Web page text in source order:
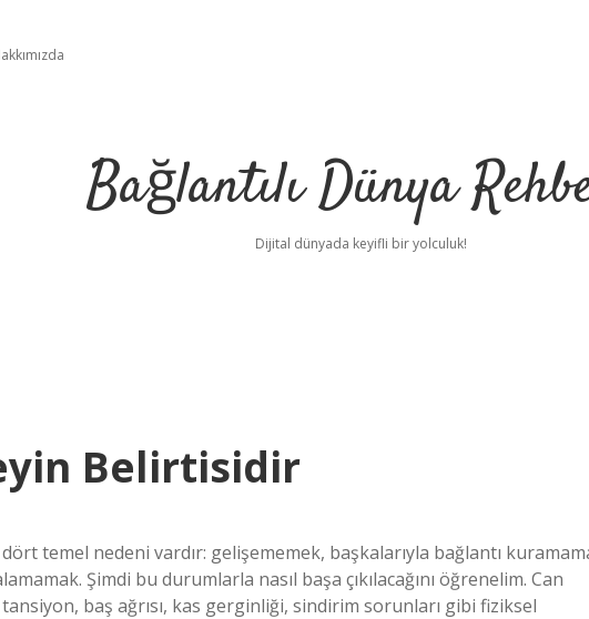
Bağlantılı Dünya
Dijital dünyada keyifli bir yolculuk!
Belirtisidir
dört temel nedeni vardır: gelişememek, başkalarıyla bağlantı
Şimdi bu durumlarla nasıl başa çıkılacağını öğrenelim. Can
tansiyon, baş ağrısı, kas gerginliği, sindirim sorunları gibi fiziksel
deneme